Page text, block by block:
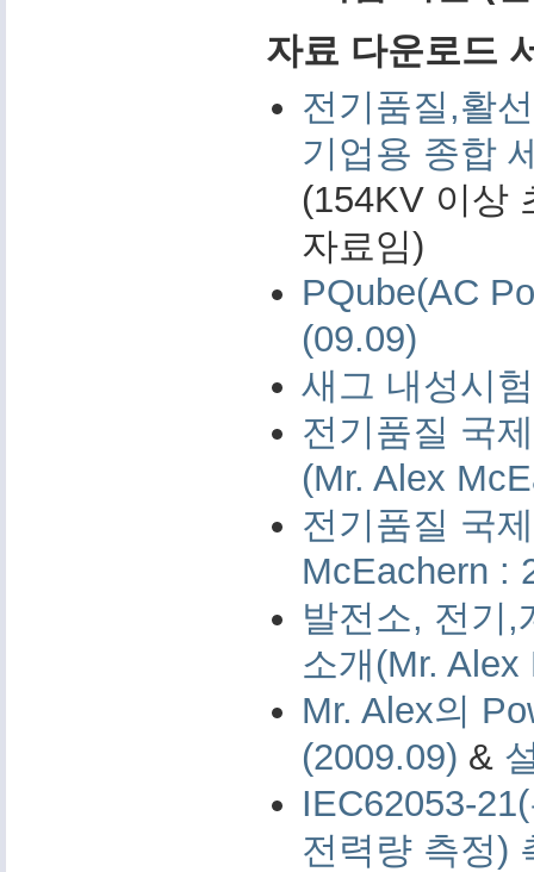
자료 다운로드
전기품질,활
기업용 종합
(154KV 이상
자료임)
PQube(AC
(09.09)
새그 내성시
전기품질 국
(Mr. Alex
전기품질 국
McEachern :
발전소, 전기,
소개(Mr.
Mr. Alex의
(2009.09) &
IEC62053-
전력량 측정)